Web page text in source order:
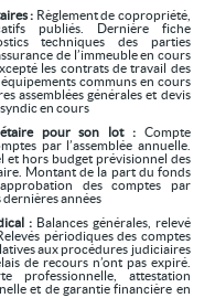
: Règlement de copropriété,
publiés. Dernière fiche
techniques des parties
de l’immeuble en cours
les contrats de travail des
communs en cours
assemblées générales et devis
en cours
pour son lot :Compte
par l’assemblée annuelle.
et hors budget prévisionnel des
Montant de la part du fonds
des comptes par
dernières années
:Balances générales, relevé
périodiques des comptes
aux procédures judiciaires
de recours n’ont pas expiré.
professionnelle, attestation
et de garantie financière en